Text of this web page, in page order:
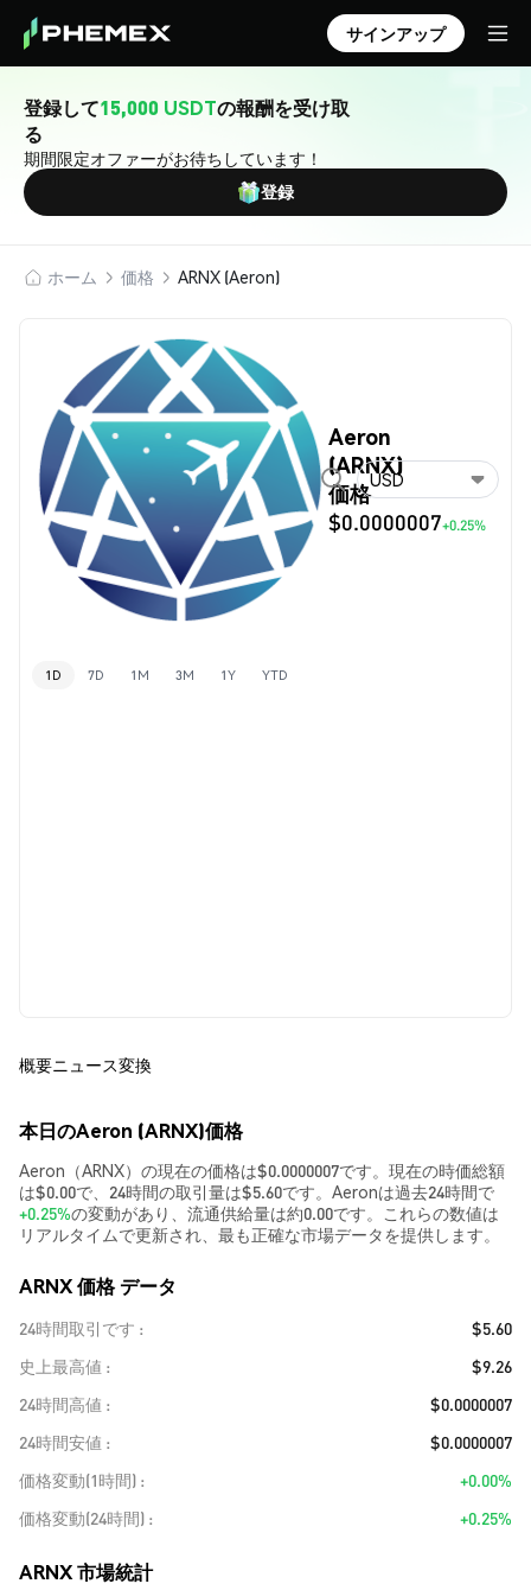
サインアップ
登録して15,000 USDTの報酬を受け取
る
期間限定オファーがお待ちしています！
登録
ホーム 価格 ARNX (Aeron)
Aeron
(ARNX)
価格
$0.0000007+0.25%
USD
1D 7D 1M 3M 1Y YTD
概要ニュース変換
本日のAeron (ARNX)価格
Aeron（ARNX）の現在の価格は$0.0000007です。現在の時価総額
は$0.00で、24時間の取引量は$5.60です。Aeronは過去24時間で
+0.25%の変動があり、流通供給量は約0.00です。これらの数値は
リアルタイムで更新され、最も正確な市場データを提供します。
ARNX 価格 データ
24時間取引です
$5.60
史上最高値
$9.26
24時間高値
$0.0000007
24時間安値
$0.0000007
価格変動(1時間)
+0.00%
価格変動(24時間)
+0.25%
ARNX 市場統計